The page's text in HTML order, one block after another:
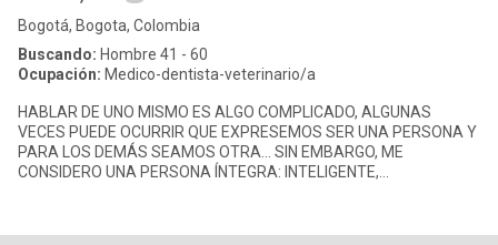
Bogotá, Bogota, Colombia
Buscando: Hombre 41 - 60
Ocupación: Medico-dentista-veterinario/a
HABLAR DE UNO MISMO ES ALGO COMPLICADO, ALGUNAS
VECES PUEDE OCURRIR QUE EXPRESEMOS SER UNA PERSONA Y
PARA LOS DEMÁS SEAMOS OTRA... SIN EMBARGO, ME
CONSIDERO UNA PERSONA ÍNTEGRA: INTELIGENTE,